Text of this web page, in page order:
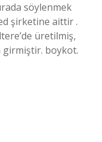
söylenmek
şirketine aittir .
üretilmiş,
girmiştir. boykot.